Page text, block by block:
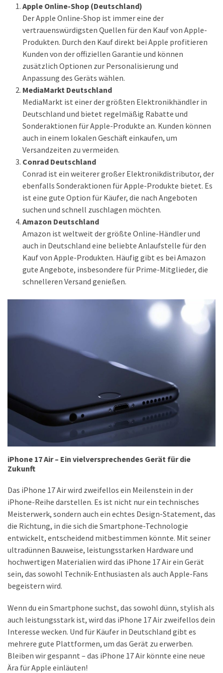
Apple Online-Shop (Deutschland)
Der Apple Online-Shop ist immer eine der
vertrauenswürdigsten Quellen für den Kauf von Apple-
Produkten. Durch den Kauf direkt bei Apple profitieren
Kunden von der offiziellen Garantie und können
zusätzlich Optionen zur Personalisierung und
Anpassung des Geräts wählen.
MediaMarkt Deutschland
MediaMarkt ist einer der größten Elektronikhändler in
Deutschland und bietet regelmäßig Rabatte und
Sonderaktionen für Apple-Produkte an. Kunden können
auch in einem lokalen Geschäft einkaufen, um
Versandzeiten zu vermeiden.
Conrad Deutschland
Conrad ist ein weiterer großer Elektronikdistributor, der
ebenfalls Sonderaktionen für Apple-Produkte bietet. Es
ist eine gute Option für Käufer, die nach Angeboten
suchen und schnell zuschlagen möchten.
Amazon Deutschland
Amazon ist weltweit der größte Online-Händler und
auch in Deutschland eine beliebte Anlaufstelle für den
Kauf von Apple-Produkten. Häufig gibt es bei Amazon
gute Angebote, insbesondere für Prime-Mitglieder, die
schnelleren Versand genießen.
iPhone 17 Air – Ein vielversprechendes Gerät für die
Zukunft
Das iPhone 17 Air wird zweifellos ein Meilenstein in der
iPhone-Reihe darstellen. Es ist nicht nur ein technisches
Meisterwerk, sondern auch ein echtes Design-Statement, das
die Richtung, in die sich die Smartphone-Technologie
entwickelt, entscheidend mitbestimmen könnte. Mit seiner
ultradünnen Bauweise, leistungsstarken Hardware und
hochwertigen Materialien wird das iPhone 17 Air ein Gerät
sein, das sowohl Technik-Enthusiasten als auch Apple-Fans
begeistern wird.
Wenn du ein Smartphone suchst, das sowohl dünn, stylish als
auch leistungsstark ist, wird das iPhone 17 Air zweifellos dein
Interesse wecken. Und für Käufer in Deutschland gibt es
mehrere gute Plattformen, um das Gerät zu erwerben.
Bleiben wir gespannt – das iPhone 17 Air könnte eine neue
Ära für Apple einläuten!